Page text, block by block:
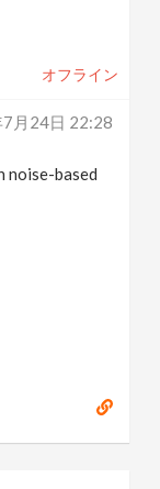
オフライン
月24日 22:28
noise-based